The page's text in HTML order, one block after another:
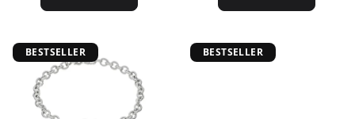
BESTSELLER BESTSELLER